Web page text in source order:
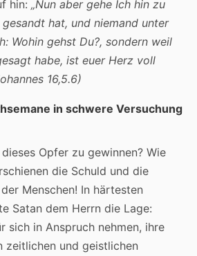
hin: „Nun aber gehe Ich hin zu
hat, und niemand unter
Wohin gehst Du?, sondern weil
habe, ist euer Herz voll
16,5.6)
in schwere Versuchung
Opfer zu gewinnen? Wie
die Schuld und die
Menschen! In härtesten
Satan dem Herrn die Lage:
sich in Anspruch nehmen, ihre
zeitlichen und geistlichen